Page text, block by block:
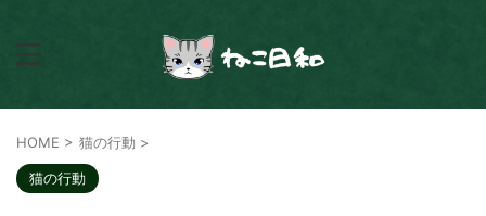
HOME > 猫の行動 >
猫の行動